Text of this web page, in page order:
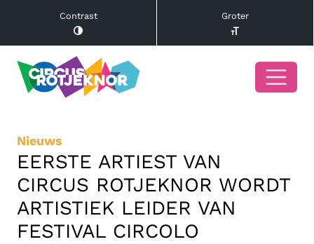
Contrast Groter
Nieuws
EERSTE ARTIEST VAN
CIRCUS ROTJEKNOR WORDT
ARTISTIEK LEIDER VAN
FESTIVAL CIRCOLO